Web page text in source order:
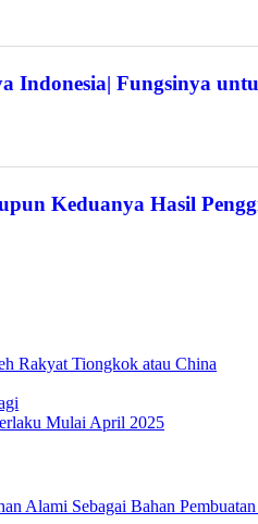
Indonesia| Fungsinya
Keduanya Hasil
Rakyat Tiongkok atau China
Mulai April 2025
Alami Sebagai Bahan